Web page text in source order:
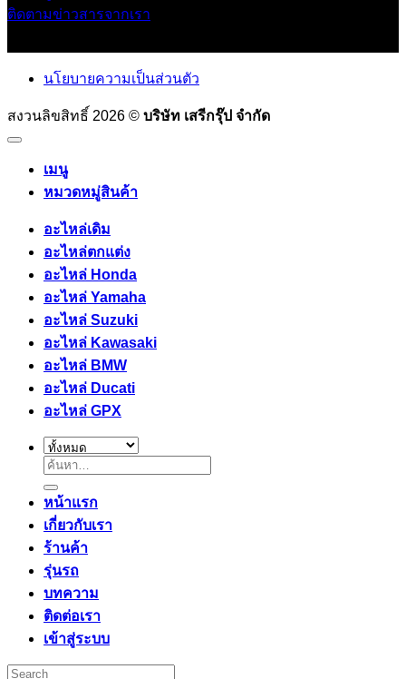
ติดตามข่าวสารจากเรา
นโยบายความเป็นส่วนตัว
สงวนลิขสิทธิ์ 2026 © บริษัท เสรีกรุ๊ป จำกัด
เมนู
หมวดหมู่สินค้า
อะไหล่เดิม
อะไหล่ตกแต่ง
อะไหล่ Honda
อะไหล่ Yamaha
อะไหล่ Suzuki
อะไหล่ Kawasaki
อะไหล่ BMW
อะไหล่ Ducati
อะไหล่ GPX
ค้นหา:
หน้าแรก
เกี่ยวกับเรา
ร้านค้า
รุ่นรถ
บทความ
ติดต่อเรา
เข้าสู่ระบบ